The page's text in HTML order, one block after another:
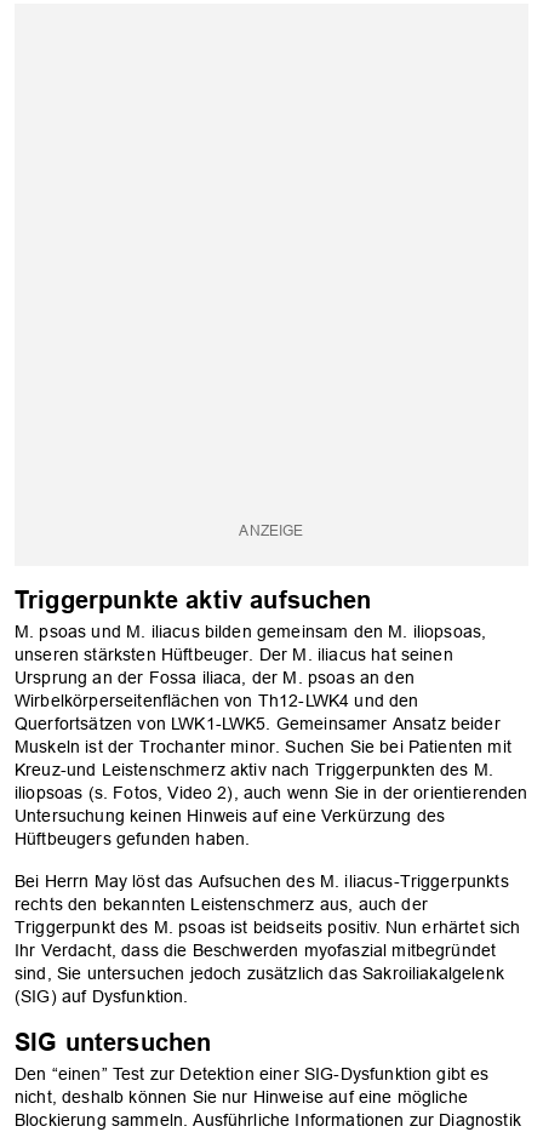
Triggerpunkte aktiv aufsuchen
M. psoas und M. iliacus bilden gemeinsam den M. iliopsoas,
unseren stärksten Hüftbeuger. Der M. iliacus hat seinen
Ursprung an der Fossa iliaca, der M. psoas an den
Wirbelkörperseitenflächen von Th12-LWK4 und den
Querfortsätzen von LWK1-LWK5. Gemeinsamer Ansatz beider
Muskeln ist der Trochanter minor. Suchen Sie bei Patienten mit
Kreuz-und Leistenschmerz aktiv nach Triggerpunkten des M.
iliopsoas (s. Fotos, Video 2), auch wenn Sie in der orientierenden
Untersuchung keinen Hinweis auf eine Verkürzung des
Hüftbeugers gefunden haben.
Bei Herrn May löst das Aufsuchen des M. iliacus-Triggerpunkts
rechts den bekannten Leistenschmerz aus, auch der
Triggerpunkt des M. psoas ist beidseits positiv. Nun erhärtet sich
Ihr Verdacht, dass die Beschwerden myofaszial mitbegründet
sind, Sie untersuchen jedoch zusätzlich das Sakroiliakalgelenk
(SIG) auf Dysfunktion.
SIG untersuchen
Den “einen” Test zur Detektion einer SIG-Dysfunktion gibt es
nicht, deshalb können Sie nur Hinweise auf eine mögliche
Blockierung sammeln. Ausführliche Informationen zur Diagnostik